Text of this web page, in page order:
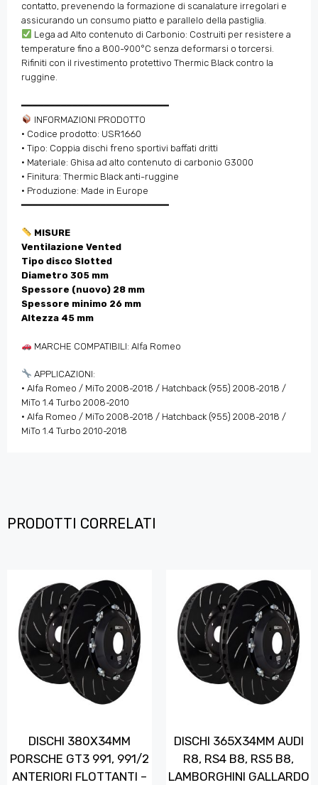
contatto, prevenendo la formazione di scanalature irregolari e
assicurando un consumo piatto e parallelo della pastiglia.
Lega ad Alto contenuto di Carbonio: Costruiti per resistere a
temperature fino a 800-900°C senza deformarsi o torcersi.
Rifiniti con il rivestimento protettivo Thermic Black contro la
ruggine.
━━━━━━━━━━━━━━━━━━━━━━━━━━
INFORMAZIONI PRODOTTO
• Codice prodotto: USR1660
• Tipo: Coppia dischi freno sportivi baffati dritti
• Materiale: Ghisa ad alto contenuto di carbonio G3000
• Finitura: Thermic Black anti-ruggine
• Produzione: Made in Europe
━━━━━━━━━━━━━━━━━━━━━━━━━━
MISURE
Ventilazione Vented
Tipo disco Slotted
Diametro 305 mm
Spessore (nuovo) 28 mm
Spessore minimo 26 mm
Altezza 45 mm
MARCHE COMPATIBILI: Alfa Romeo
APPLICAZIONI:
• Alfa Romeo / MiTo 2008-2018 / Hatchback (955) 2008-2018 /
MiTo 1.4 Turbo 2008-2010
• Alfa Romeo / MiTo 2008-2018 / Hatchback (955) 2008-2018 /
MiTo 1.4 Turbo 2010-2018
PRODOTTI CORRELATI
DISCHI 380X34MM
PORSCHE GT3 991, 991/2
ANTERIORI FLOTTANTI –
DISCHI 365X34MM AUDI
R8, RS4 B8, RS5 B8,
LAMBORGHINI GALLARDO